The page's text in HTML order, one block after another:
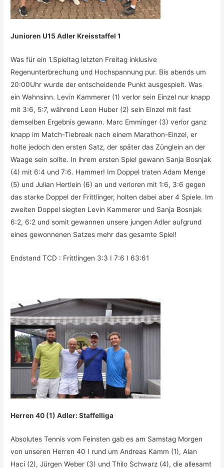
Junioren U15 Adler Kreisstaffel 1
Was für ein 1.Spieltag letzten Freitag inklusive
Regenunterbrechung und Hochspannung pur. Bis abends um
20:00Uhr wurde der entscheidende Punkt ausgespielt. Was
ein Wahnsinn. Levin Kammerer (1) verlor sein Einzel nur knapp
mit 3:6, 5:7, während Leon Huber (2) sein Einzel mit fast
demselben Ergebnis gewann. Marc Emminger (3) verlor ganz
knapp im Match-Tiebreak nach einem Marathon-Einzel, er
holte jedoch den ersten Satz, der später das Zünglein an der
Waage sein sollte. In ihrem ersten Spiel gewann Sanja Bosnjak
(4) mit 6:4 und 7:6. Hammer! Im Doppel traten Adam Menge
(5) und Julian Hertlein (6) an und verloren mit 1:6, 3:6 gegen
das starke Doppel der Frittlinger, holten dabei aber 4 Spiele. Im
zweiten Doppel siegten Levin Kammerer und Sanja Bosnjak
6:2, 6:2 und somit gewannen unsere jungen Adler aufgrund
eines gewonnenen Satzes mehr das gesamte Spiel!
Endstand TCD : Frittlingen 3:3 I 7:6 I 63:61
Herren 40 (1) Adler: Staffelliga
Absolutes Tennis vom Feinsten gab es am Samstag Morgen
von unseren Herren 40 I rund um Andreas Kamm (1), Alan
Haci (2), Jürgen Weber (3) und Thilo Schwarz (4), die allesamt